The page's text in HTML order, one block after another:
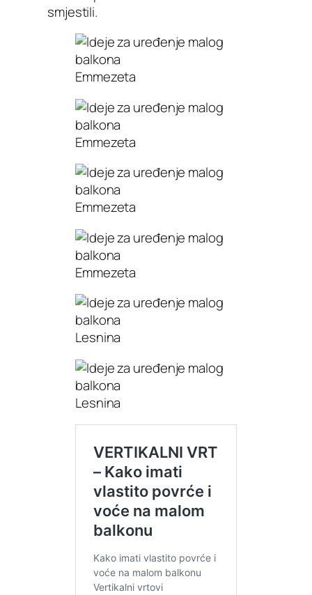
smjestili.
Emmezeta
Emmezeta
Emmezeta
Emmezeta
Lesnina
Lesnina